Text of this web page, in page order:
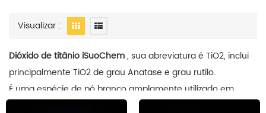
Visualizar :
Dióxido de titânio iSuoChem, sua abreviatura é TiO2, inclui
principalmente TiO2 de grau Anatase e grau rutilo.
É uma espécie de pó branco amplamente utilizado em
tintas, revestimentos, plásticos, borracha, tintas, papel,